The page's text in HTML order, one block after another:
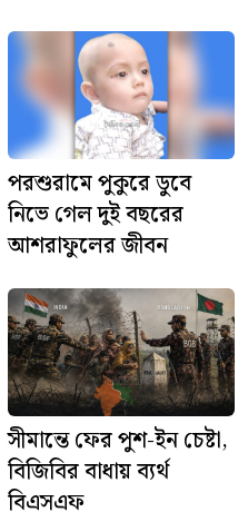
পরশুরামে পুকুরে ডুবে
নিভে গেল দুই বছরের
আশরাফুলের জীবন
সীমান্তে ফের পুশ-ইন চেষ্টা,
বিজিবির বাধায় ব্যর্থ
বিএসএফ